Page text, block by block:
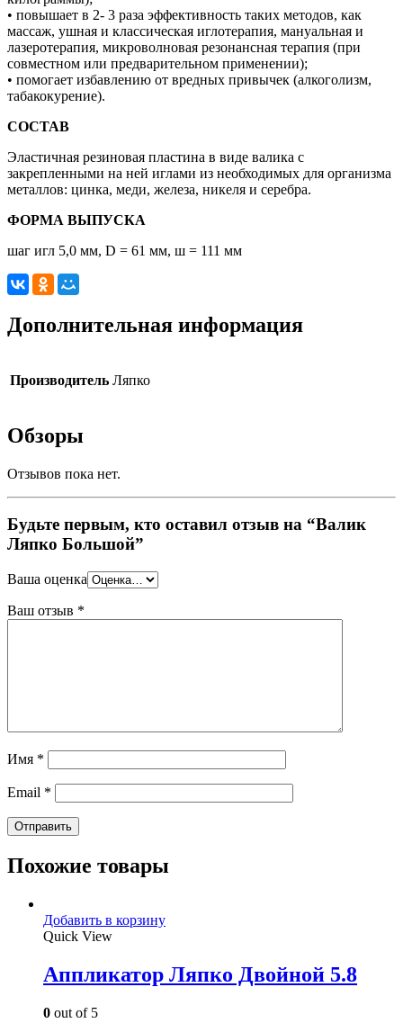
• повышает в 2- 3 раза эффективность таких методов, как
массаж, ушная и классическая иглотерапия, мануальная и
лазеротерапия, микроволновая резонансная терапия (при
совместном или предварительном применении);
• помогает избавлению от вредных привычек (алкоголизм,
табакокурение).
СОСТАВ
Эластичная резиновая пластина в виде валика с
закрепленными на ней иглами из необходимых для организма
металлов: цинка, меди, железа, никеля и серебра.
ФОРМА ВЫПУСКА
шаг игл 5,0 мм, D = 61 мм, ш = 111 мм
Дополнительная информация
Производитель Ляпко
Обзоры
Отзывов пока нет.
Будьте первым, кто оставил отзыв на “Валик
Ляпко Большой”
Ваша оценка
Ваш отзыв *
Имя *
Email *
Похожие товары
Добавить в корзину
Quick View
Аппликатор Ляпко Двойной 5.8
0 out of 5